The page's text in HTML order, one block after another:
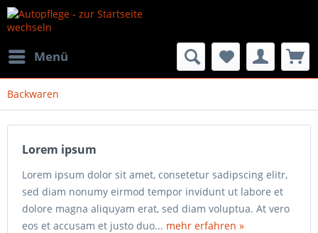
Menü
Backwaren
Lorem ipsum
Lorem ipsum dolor sit amet, consetetur sadipscing elitr,
sed diam nonumy eirmod tempor invidunt ut labore et
dolore magna aliquyam erat, sed diam voluptua. At vero
eos et accusam et justo duo... mehr erfahren »